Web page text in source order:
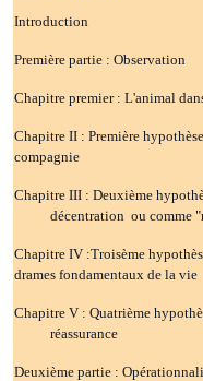
Première partie :
Chapitre premier : L'animal
Chapitre II : Première
Chapitre III : Deuxième
décentration ou
Chapitre IV :Troisème
drames
Chapitre V : Quatrième
Deuxième partie :